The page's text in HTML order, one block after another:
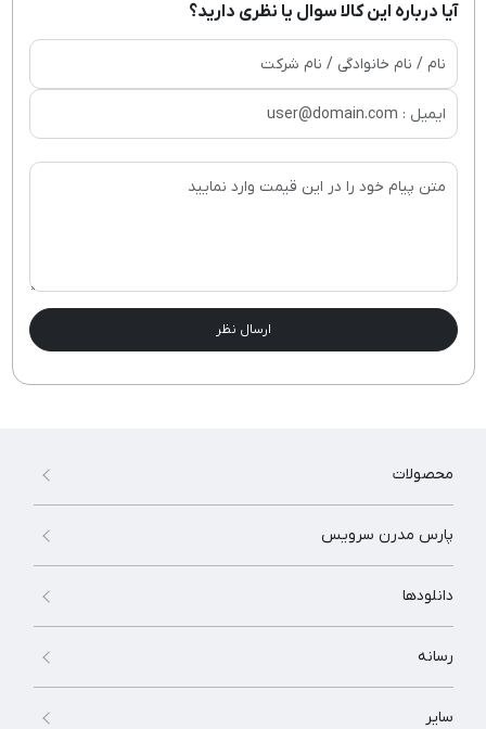
آیا درباره این کالا سوال یا نظری دارید؟
ارسال نظر
محصولات
پارس مدرن سرویس
دانلودها
رسانه
سایر